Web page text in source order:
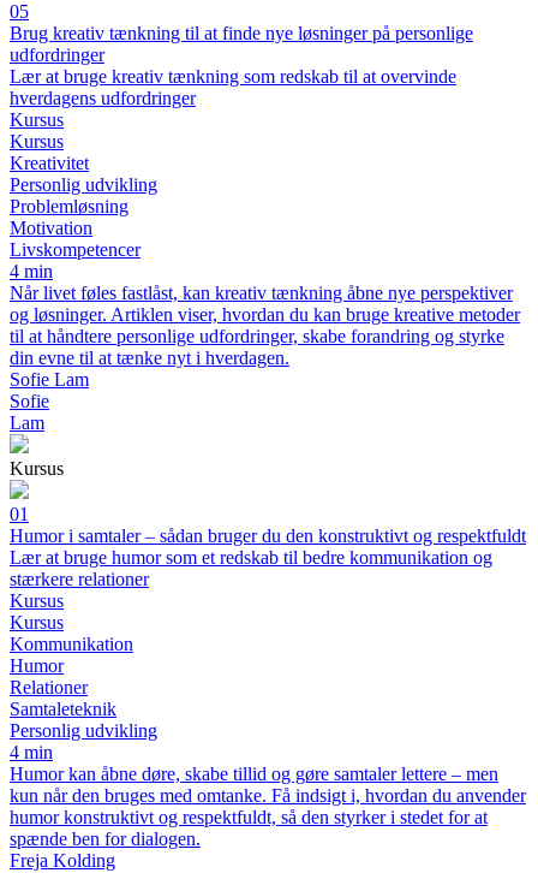
05
Brug kreativ tænkning til at finde nye løsninger på personlige
udfordringer
Lær at bruge kreativ tænkning som redskab til at overvinde
hverdagens udfordringer
Kursus
Kursus
Kreativitet
Personlig udvikling
Problemløsning
Motivation
Livskompetencer
4 min
Når livet føles fastlåst, kan kreativ tænkning åbne nye perspektiver
og løsninger. Artiklen viser, hvordan du kan bruge kreative metoder
til at håndtere personlige udfordringer, skabe forandring og styrke
din evne til at tænke nyt i hverdagen.
Sofie Lam
Sofie
Lam
Kursus
01
Humor i samtaler – sådan bruger du den konstruktivt og respektfuldt
Lær at bruge humor som et redskab til bedre kommunikation og
stærkere relationer
Kursus
Kursus
Kommunikation
Humor
Relationer
Samtaleteknik
Personlig udvikling
4 min
Humor kan åbne døre, skabe tillid og gøre samtaler lettere – men
kun når den bruges med omtanke. Få indsigt i, hvordan du anvender
humor konstruktivt og respektfuldt, så den styrker i stedet for at
spænde ben for dialogen.
Freja Kolding